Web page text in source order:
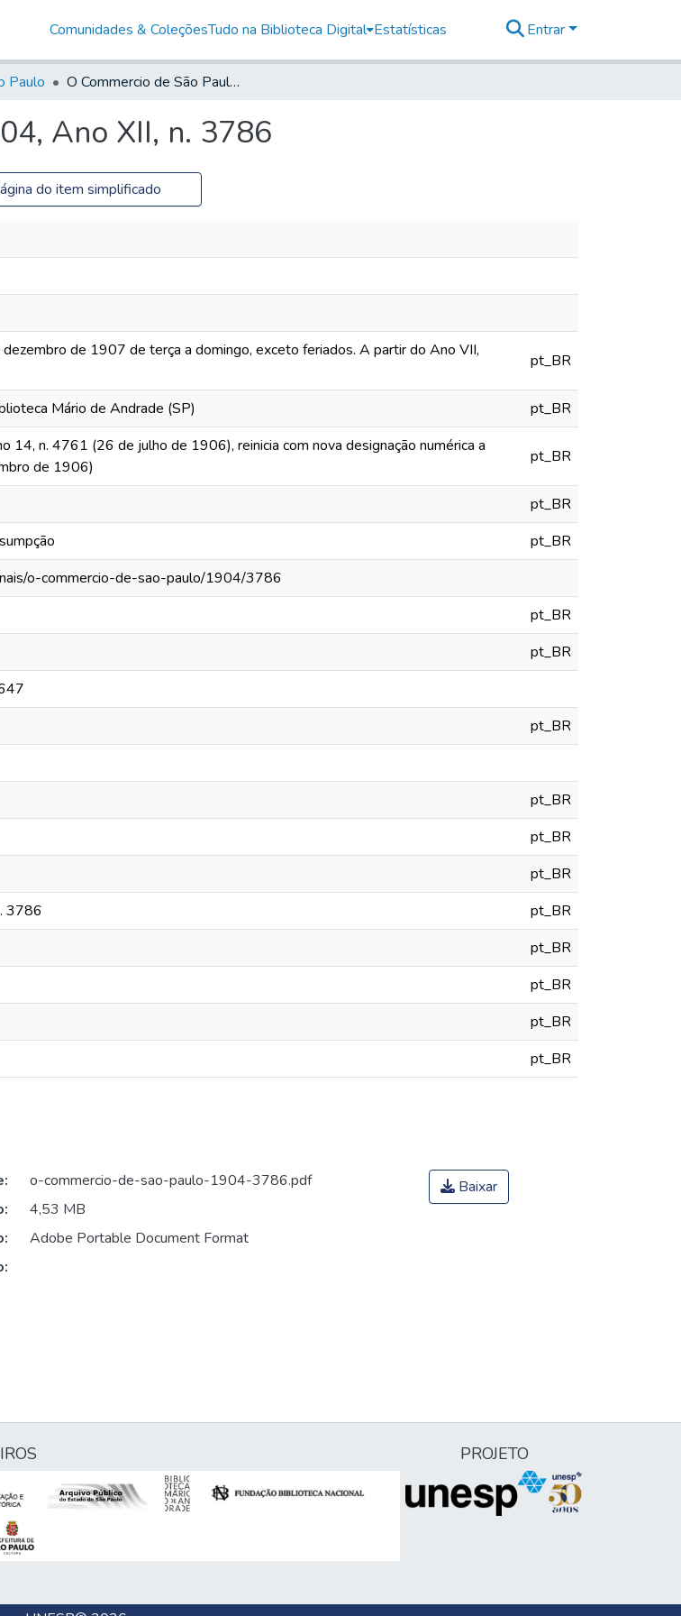
Comunidades & ColeçõesTudo na Biblioteca Digital Estatísticas Entrar
Paulo O Commercio de São Paulo, 1904, Ano XII, n. 3786
Ano XII, n. 3786
do item simplificado
de 1907 de terça a domingo, exceto feriados. A partir do Ano VII,
pt_BR
Mário de Andrade (SP) pt_BR
14, n. 4761 (26 de julho de 1906), reinicia com nova designação numérica a
de 1906)
pt_BR
pt_BR
pt_BR
o-commercio-de-sao-paulo/1904/3786
pt_BR
pt_BR
pt_BR
pt_BR
pt_BR
pt_BR
3786
pt_BR
pt_BR
pt_BR
pt_BR
pt_BR
o-commercio-de-sao-paulo-1904-3786.pdf
4,53 MB
Adobe Portable Document Format
Baixar
PROJETO